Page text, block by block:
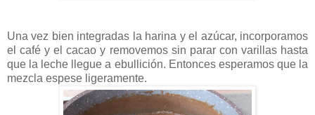
Una vez bien integradas la harina y el azúcar, incorporamos
el café y el cacao y removemos sin parar con varillas hasta
que la leche llegue a ebullición. Entonces esperamos que la
mezcla espese ligeramente.